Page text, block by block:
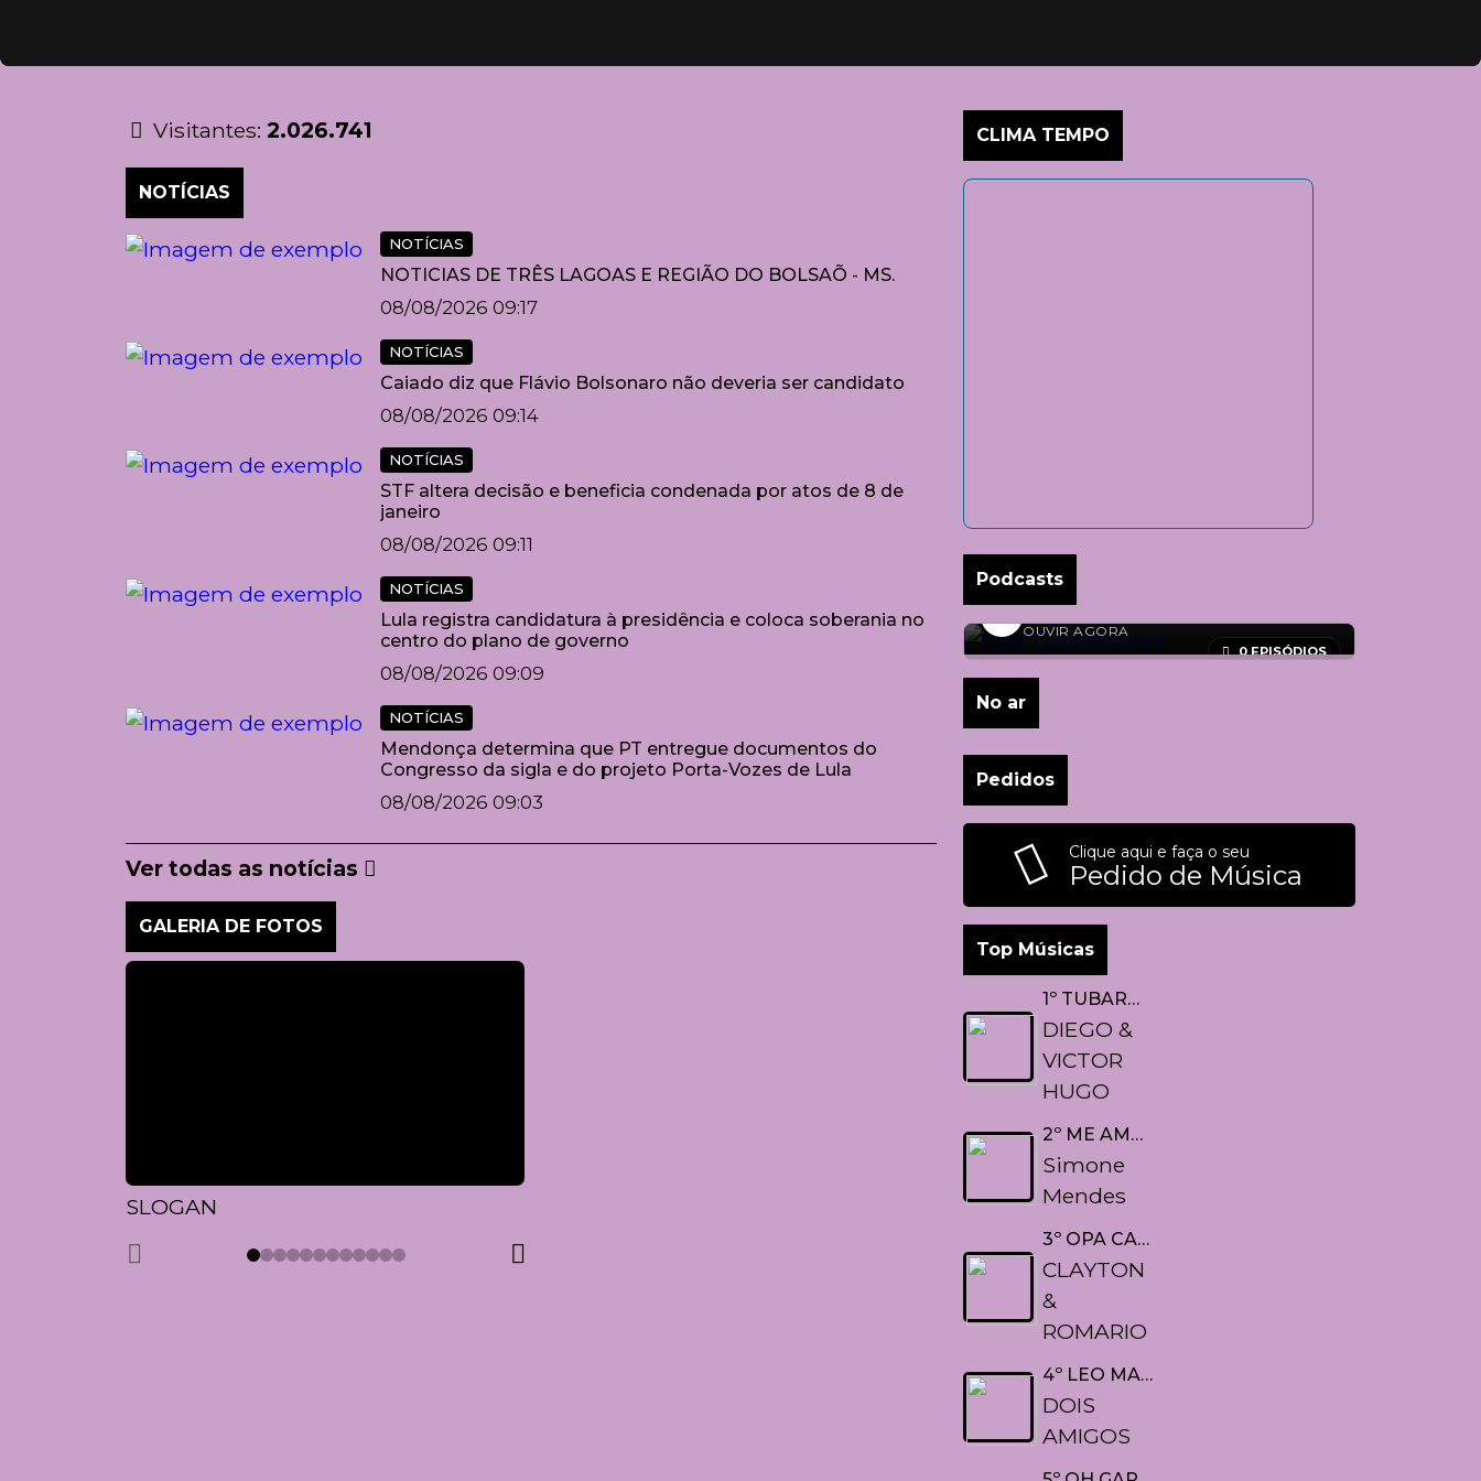
Visitantes: 2.026.741
NOTÍCIAS
NOTÍCIAS
NOTICIAS DE TRÊS LAGOAS E REGIÃO DO BOLSAÕ - MS.
08/08/2026 09:17
NOTÍCIAS
Caiado diz que Flávio Bolsonaro não deveria ser candidato
08/08/2026 09:14
NOTÍCIAS
STF altera decisão e beneficia condenada por atos de 8 de
janeiro
08/08/2026 09:11
NOTÍCIAS
Lula registra candidatura à presidência e coloca soberania no
centro do plano de governo
08/08/2026 09:09
NOTÍCIAS
Mendonça determina que PT entregue documentos do
Congresso da sigla e do projeto Porta-Vozes de Lula
08/08/2026 09:03
Ver todas as notícias
GALERIA DE FOTOS
SLOGAN OUVINTES PREMIADOS
CLIMA TEMPO
Podcasts
0 EPISÓDIOS
Café Com Palavra
OUVIR AGORA
No ar
Pedidos
Clique aqui e faça o seu
Pedido de Música
Top Músicas
1º TUBARÕES
DIEGO &
VICTOR
HUGO
2º ME AMA OU MELARGA
Simone
Mendes
3º OPA CADÊ EU
CLAYTON
&
ROMARIO
4º LEO MAGALHAES & WEALEY SAFADÃO
DOIS
AMIGOS